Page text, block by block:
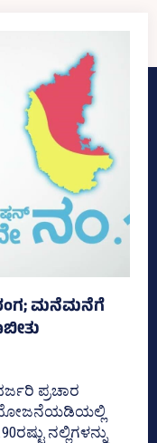
ಮನೆಮನೆಗೆ
ಪ್ರಚಾರ
ಯೋಜನೆಯಡಿಯಲ್ಲಿ
ನಲ್ಲಿಗಳನ್ನು